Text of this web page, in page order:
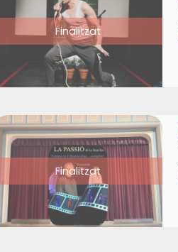
Finalitzat
Finalitzat